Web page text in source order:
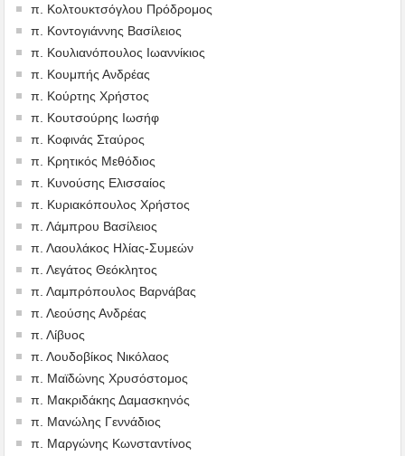
π. Κολτουκτσόγλου Πρόδρομος
π. Κοντογιάννης Βασίλειος
π. Κουλιανόπουλος Ιωαννίκιος
π. Κουμπής Ανδρέας
π. Κούρτης Χρήστος
π. Κουτσούρης Ιωσήφ
π. Κοφινάς Σταύρος
π. Κρητικός Μεθόδιος
π. Κυνούσης Ελισσαίος
π. Κυριακόπουλος Χρήστος
π. Λάμπρου Βασίλειος
π. Λαουλάκος Ηλίας-Συμεών
π. Λεγάτος Θεόκλητος
π. Λαμπρόπουλος Βαρνάβας
π. Λεούσης Ανδρέας
π. Λίβυος
π. Λουδοβίκος Νικόλαος
π. Μαϊδώνης Χρυσόστομος
π. Μακριδάκης Δαμασκηνός
π. Μανώλης Γεννάδιος
π. Μαργώνης Κωνσταντίνος